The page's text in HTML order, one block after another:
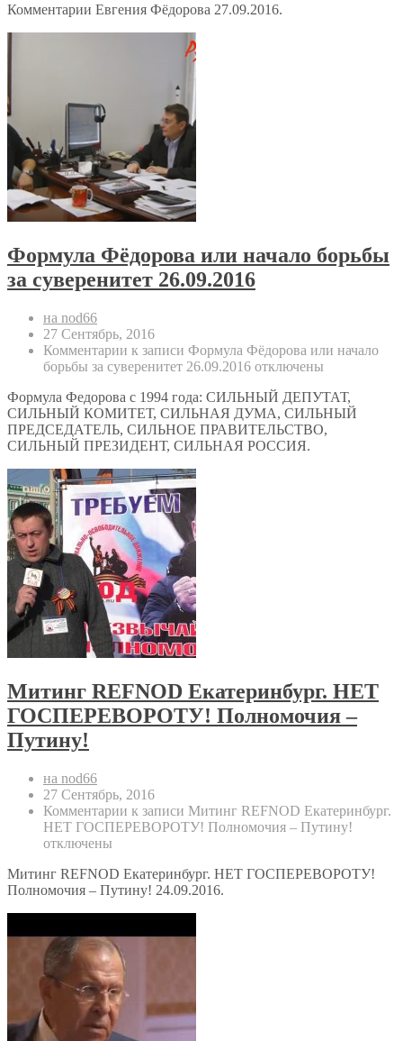
Комментарии Евгения Фёдорова 27.09.2016.
Формула Фёдорова или начало борьбы
за суверенитет 26.09.2016
на nod66
27 Сентябрь, 2016
Комментарии к записи Формула Фёдорова или начало
борьбы за суверенитет 26.09.2016 отключены
Формула Федорова с 1994 года: СИЛЬНЫЙ ДЕПУТАТ,
СИЛЬНЫЙ КОМИТЕТ, СИЛЬНАЯ ДУМА, СИЛЬНЫЙ
ПРЕДСЕДАТЕЛЬ, СИЛЬНОЕ ПРАВИТЕЛЬСТВО,
СИЛЬНЫЙ ПРЕЗИДЕНТ, СИЛЬНАЯ РОССИЯ.
Митинг REFNOD Екатеринбург. НЕТ
ГОСПЕРЕВОРОТУ! Полномочия –
Путину!
на nod66
27 Сентябрь, 2016
Комментарии к записи Митинг REFNOD Екатеринбург.
НЕТ ГОСПЕРЕВОРОТУ! Полномочия – Путину!
отключены
Митинг REFNOD Екатеринбург. НЕТ ГОСПЕРЕВОРОТУ!
Полномочия – Путину! 24.09.2016.